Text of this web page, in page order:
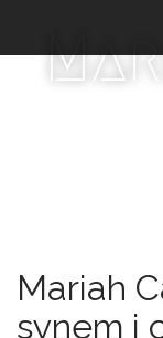
i
Mariah
synem i